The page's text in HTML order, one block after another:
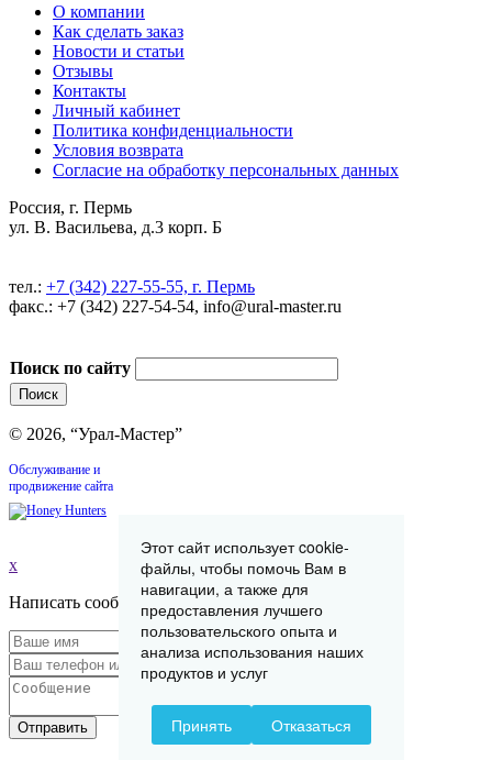
О компании
Как сделать заказ
Новости и статьи
Отзывы
Контакты
Личный кабинет
Политика конфиденциальности
Условия возврата
Согласие на обработку персональных данных
Россия, г. Пермь
ул. В. Васильева, д.3 корп. Б
тел.: +7 (342) 227-55-55, г. Пермь
факс.: +7 (342) 227-54-54, info@ural-master.ru
Поиск по сайту
© 2026, “Урал-Мастер”
Обслуживание и
продвижение сайта
x
Написать сообщение
Отправить
Этот сайт использует cookie-
файлы, чтобы помочь Вам в
навигации, а также для
предоставления лучшего
пользовательского опыта и
анализа использования наших
продуктов и услуг
Принять Отказаться